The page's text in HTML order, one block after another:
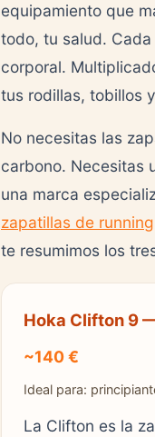
equipamiento que
todo, tu salud.
corporal.
tus rodillas, tobillos
No necesitas las
carbono. Necesitas
una marca
zapatillas de running
te resumimos los
Hoka Clifton 9
~140 €
Ideal para:
La Clifton es la